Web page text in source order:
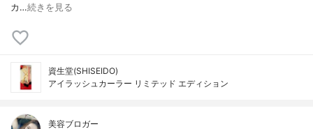
カ…続きを見る
資生堂(SHISEIDO)
アイラッシュカーラー リミテッド エディション
美容ブロガー